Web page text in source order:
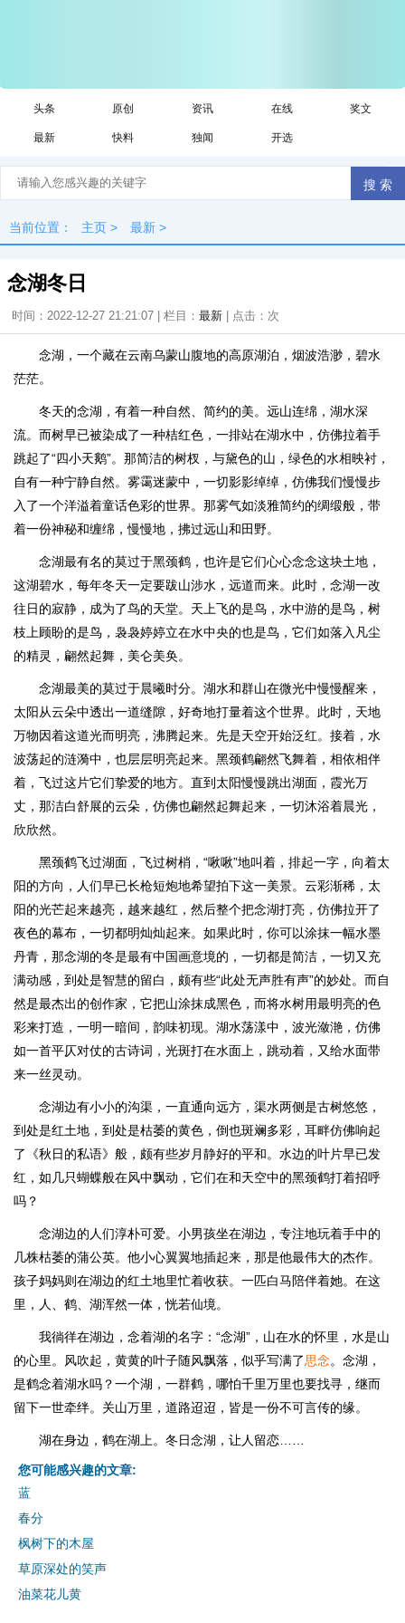
头条 原创 资讯 在线 奖文
最新 快料 独闻 开选
当前位置： 主页 > 最新 >
念湖冬日
时间：2022-12-27 21:21:07 | 栏目： 最新 | 点击： 次
念湖，一个藏在云南乌蒙山腹地的高原湖泊，烟波浩渺，碧水
茫茫。
冬天的念湖，有着一种自然、简约的美。远山连绵，湖水深
流。而树早已被染成了一种桔红色，一排站在湖水中，仿佛拉着手
跳起了“四小天鹅”。那简洁的树杈，与黛色的山，绿色的水相映衬，
自有一种宁静自然。雾霭迷蒙中，一切影影绰绰，仿佛我们慢慢步
入了一个洋溢着童话色彩的世界。那雾气如淡雅简约的绸缎般，带
着一份神秘和缠绵，慢慢地，拂过远山和田野。
念湖最有名的莫过于黑颈鹤，也许是它们心心念念这块土地，
这湖碧水，每年冬天一定要跋山涉水，远道而来。此时，念湖一改
往日的寂静，成为了鸟的天堂。天上飞的是鸟，水中游的是鸟，树
枝上顾盼的是鸟，袅袅婷婷立在水中央的也是鸟，它们如落入凡尘
的精灵，翩然起舞，美仑美奂。
念湖最美的莫过于晨曦时分。湖水和群山在微光中慢慢醒来，
太阳从云朵中透出一道缝隙，好奇地打量着这个世界。此时，天地
万物因着这道光而明亮，沸腾起来。先是天空开始泛红。接着，水
波荡起的涟漪中，也层层明亮起来。黑颈鹤翩然飞舞着，相依相伴
着，飞过这片它们挚爱的地方。直到太阳慢慢跳出湖面，霞光万
丈，那洁白舒展的云朵，仿佛也翩然起舞起来，一切沐浴着晨光，
欣欣然。
黑颈鹤飞过湖面，飞过树梢，“啾啾”地叫着，排起一字，向着太
阳的方向，人们早已长枪短炮地希望拍下这一美景。云彩渐稀，太
阳的光芒起来越亮，越来越红，然后整个把念湖打亮，仿佛拉开了
夜色的幕布，一切都明灿灿起来。如果此时，你可以涂抹一幅水墨
丹青，那念湖的冬是最有中国画意境的，一切都是简洁，一切又充
满动感，到处是智慧的留白，颇有些“此处无声胜有声”的妙处。而自
然是最杰出的创作家，它把山涂抹成黑色，而将水树用最明亮的色
彩来打造，一明一暗间，韵味初现。湖水荡漾中，波光潋滟，仿佛
如一首平仄对仗的古诗词，光斑打在水面上，跳动着，又给水面带
来一丝灵动。
念湖边有小小的沟渠，一直通向远方，渠水两侧是古树悠悠，
到处是红土地，到处是枯萎的黄色，倒也斑斓多彩，耳畔仿佛响起
了《秋日的私语》般，颇有些岁月静好的平和。水边的叶片早已发
红，如几只蝴蝶般在风中飘动，它们在和天空中的黑颈鹤打着招呼
吗？
念湖边的人们淳朴可爱。小男孩坐在湖边，专注地玩着手中的
几株枯萎的蒲公英。他小心翼翼地插起来，那是他最伟大的杰作。
孩子妈妈则在湖边的红土地里忙着收获。一匹白马陪伴着她。在这
里，人、鹤、湖浑然一体，恍若仙境。
我徜徉在湖边，念着湖的名字：“念湖”，山在水的怀里，水是山
的心里。风吹起，黄黄的叶子随风飘落，似乎写满了思念。念湖，
是鹤念着湖水吗？一个湖，一群鹤，哪怕千里万里也要找寻，继而
留下一世牵绊。关山万里，道路迢迢，皆是一份不可言传的缘。
湖在身边，鹤在湖上。冬日念湖，让人留恋……
您可能感兴趣的文章:
蓝
春分
枫树下的木屋
草原深处的笑声
油菜花儿黄